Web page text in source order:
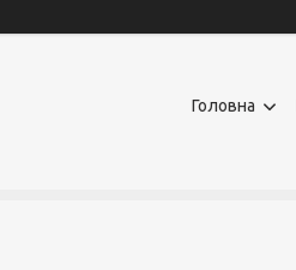
Головна